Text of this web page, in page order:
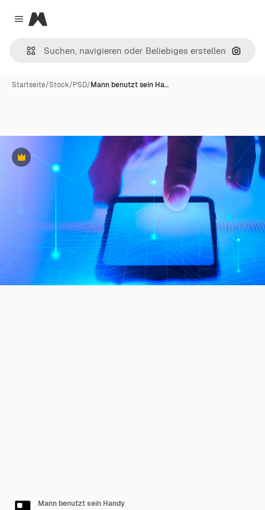
Close menu
Magnific
Nach
Startseite/Stock/PSD/Mann benutzt sein Ha…
Premium
Mann benutzt sein Handy